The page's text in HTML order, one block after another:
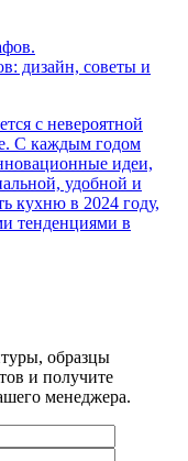
дизайн, советы и
с невероятной
С каждым годом
идеи,
удобной и
кухню в 2024 году,
тенденциями в
образцы
и получите
менеджера.